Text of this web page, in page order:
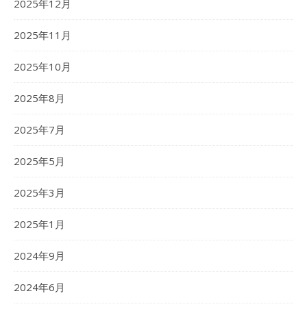
2025年12月
2025年11月
2025年10月
2025年8月
2025年7月
2025年5月
2025年3月
2025年1月
2024年9月
2024年6月